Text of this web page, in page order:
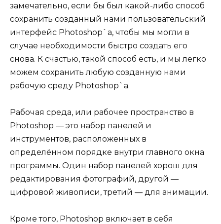
замечательно, если бы был какой-либо способ
сохранить созданный нами пользовательский
интерфейс Photoshop`а, чтобы мы могли в
случае необходимости быстро создать его
снова. К счастью, такой способ есть, и мы легко
можем сохранить любую созданную нами
рабочую среду Photoshop`а.
Рабочая среда, или рабочее пространство в
Photoshop — это набор панелей и
инструментов, расположенных в
определённом порядке внутри главного окна
программы. Один набор панелей хорош для
редактирования фотографий, другой —
цифровой живописи, третий — для анимации.
Кроме того, Photoshop включает в себя